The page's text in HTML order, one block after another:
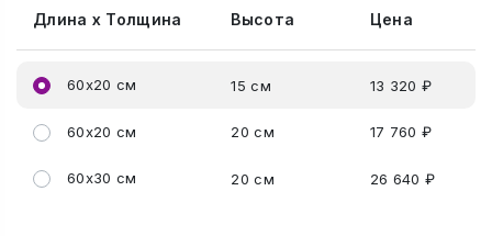
Длина x Толщина Высота Цена
60x20 см 15 см 13 320 ₽
60x20 см 20 см 17 760 ₽
60x30 см 20 см 26 640 ₽